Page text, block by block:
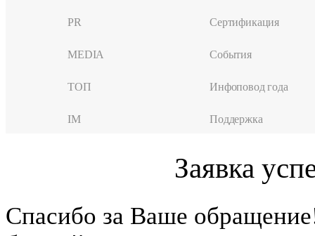
PR
MEDIA
ТОП
IM
Сертификация
События
Инфоповод года
Поддержка
Заявка
Cпасибо за Ваше